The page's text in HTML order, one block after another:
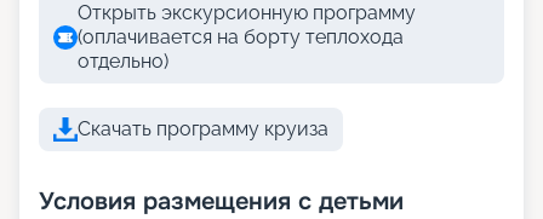
Открыть экскурсионную программу
(оплачивается на борту теплохода
отдельно)
Скачать программу круиза
Условия размещения с детьми